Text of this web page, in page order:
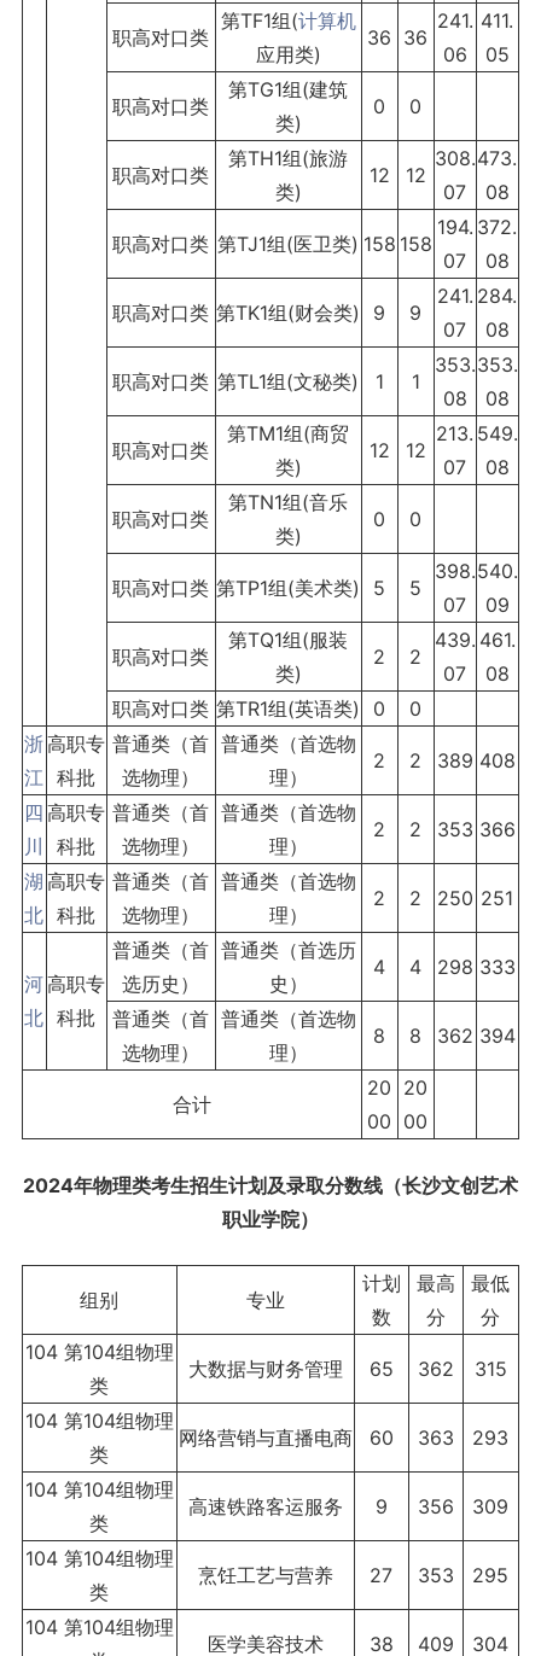
职高对口类
第TF1组(计算机
应用类)
36 36
241.
06
411.
05
职高对口类
第TG1组(建筑
类)
0 0
职高对口类
第TH1组(旅游
类)
12 12
308.
07
473.
08
职高对口类 第TJ1组(医卫类) 158 158
194.
07
372.
08
职高对口类 第TK1组(财会类) 9 9
241.
07
284.
08
职高对口类 第TL1组(文秘类) 1 1
353.
08
353.
08
职高对口类
第TM1组(商贸
类)
12 12
213.
07
549.
08
职高对口类
第TN1组(音乐
类)
0 0
职高对口类 第TP1组(美术类) 5 5
398.
07
540.
09
职高对口类
第TQ1组(服装
类)
2 2
439.
07
461.
08
职高对口类 第TR1组(英语类) 0
0
浙
江
高职专
科批
普通类（首
选物理）
普通类（首选物
理）
2 2 389 408
四
川
高职专
科批
普通类（首
选物理）
普通类（首选物
理）
2 2 353 366
湖
北
高职专
科批
普通类（首
选物理）
普通类（首选物
理）
2 2 250 251
河
北
高职专
科批
普通类（首
选历史）
普通类（首选历
史）
4 4 298 333
普通类（首
选物理）
普通类（首选物
理）
8 8 362 394
合计
20
00
20
00
2024年物理类考生招生计划及录取分数线（长沙文创艺术
职业学院）
组别 专业
计划
数
最高
分
最低
分
104 第104组物理
类
大数据与财务管理 65 362 315
104 第104组物理
类
网络营销与直播电商 60 363 293
104 第104组物理
类
高速铁路客运服务 9 356 309
104 第104组物理
类
烹饪工艺与营养 27 353 295
104 第104组物理
医学美容技术 38 409 304